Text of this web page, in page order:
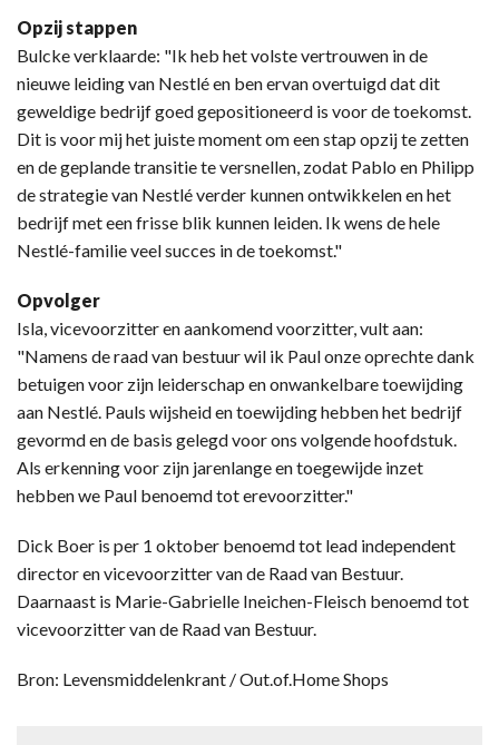
Opzij stappen
Bulcke verklaarde: "Ik heb het volste vertrouwen in de
nieuwe leiding van Nestlé en ben ervan overtuigd dat dit
geweldige bedrijf goed gepositioneerd is voor de toekomst.
Dit is voor mij het juiste moment om een ​​stap opzij te zetten
en de geplande transitie te versnellen, zodat Pablo en Philipp
de strategie van Nestlé verder kunnen ontwikkelen en het
bedrijf met een frisse blik kunnen leiden. Ik wens de hele
Nestlé-familie veel succes in de toekomst."
Opvolger
Isla, vicevoorzitter en aankomend voorzitter, vult aan:
"Namens de raad van bestuur wil ik Paul onze oprechte dank
betuigen voor zijn leiderschap en onwankelbare toewijding
aan Nestlé. Pauls wijsheid en toewijding hebben het bedrijf
gevormd en de basis gelegd voor ons volgende hoofdstuk.
Als erkenning voor zijn jarenlange en toegewijde inzet
hebben we Paul benoemd tot erevoorzitter."
Dick Boer is per 1 oktober benoemd tot lead independent
director en vicevoorzitter van de Raad van Bestuur.
Daarnaast is Marie-Gabrielle Ineichen-Fleisch benoemd tot
vicevoorzitter van de Raad van Bestuur.
Bron: Levensmiddelenkrant / Out.of.Home Shops